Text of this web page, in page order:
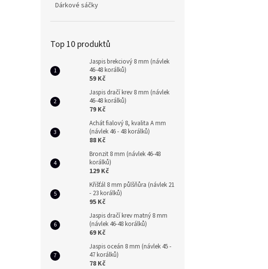
Dárkové sáčky
Top 10 produktů
Jaspis brekciový 8 mm (návlek
46-48 korálků)
59 Kč
Jaspis dračí krev 8 mm (návlek
46-48 korálků)
79 Kč
Achát fialový 8, kvalita A mm
(návlek 46 - 48 korálků)
88 Kč
Bronzit 8 mm (návlek 46-48
korálků)
129 Kč
Křišťál 8 mm půlšňůra (návlek 21
- 23 korálků)
95 Kč
Jaspis dračí krev matný 8 mm
(návlek 46-48 korálků)
69 Kč
Jaspis oceán 8 mm (návlek 45 -
47 korálků)
78 Kč